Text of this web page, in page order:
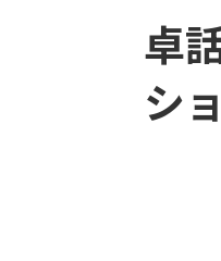
卓
シ